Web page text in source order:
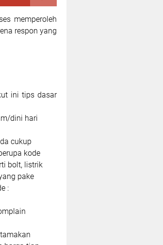
memperoleh
respon yang
ini tips dasar
dini hari
cukup
kode
bolt, listrik
pake
: